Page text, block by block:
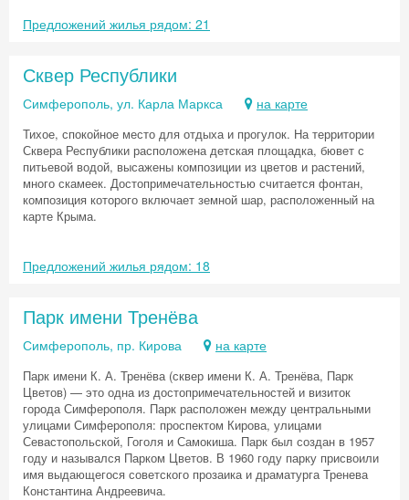
Предложений жилья рядом: 21
Сквер Республики
Симферополь, ул. Карла Маркса на карте
Тихое, спокойное место для отдыха и прогулок. На территории
Сквера Республики расположена детская площадка, бювет с
питьевой водой, высажены композиции из цветов и растений,
много скамеек. Достопримечательностью считается фонтан,
композиция которого включает земной шар, расположенный на
карте Крыма.
Предложений жилья рядом: 18
Парк имени Тренёва
Симферополь, пр. Кирова на карте
Парк имени К. А. Тренёва (сквер имени К. А. Тренёва, Парк
Цветов) — это одна из достопримечательностей и визиток
города Симферополя. Парк расположен между центральными
улицами Симферополя: проспектом Кирова, улицами
Севастопольской, Гоголя и Самокиша. Парк был создан в 1957
году и назывался Парком Цветов. В 1960 году парку присвоили
имя выдающегося советского прозаика и драматурга Тренева
Константина Андреевича.